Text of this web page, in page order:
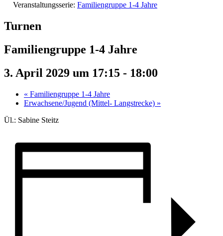
Veranstaltungsserie: Familiengruppe 1-4 Jahre
Turnen
Familiengruppe 1-4 Jahre
3. April 2029 um 17:15 - 18:00
« Familiengruppe 1-4 Jahre
Erwachsene/Jugend (Mittel- Langstrecke) »
Ül.: Sabine Steitz